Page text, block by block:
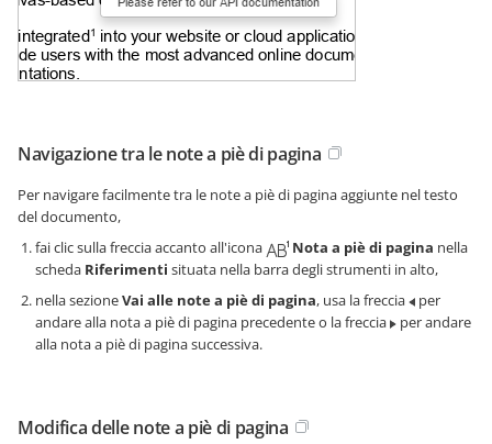
Navigazione tra le note a piè di pagina
Per navigare facilmente tra le note a piè di pagina aggiunte nel testo
del documento,
fai clic sulla freccia accanto all'icona
Nota a piè di pagina nella
scheda Riferimenti situata nella barra degli strumenti in alto,
nella sezioneVai alle note a piè di pagina, usa la freccia
per
andare alla nota a piè di pagina precedente o la freccia
per andare
alla nota a piè di pagina successiva.
Modifica delle note a piè di pagina